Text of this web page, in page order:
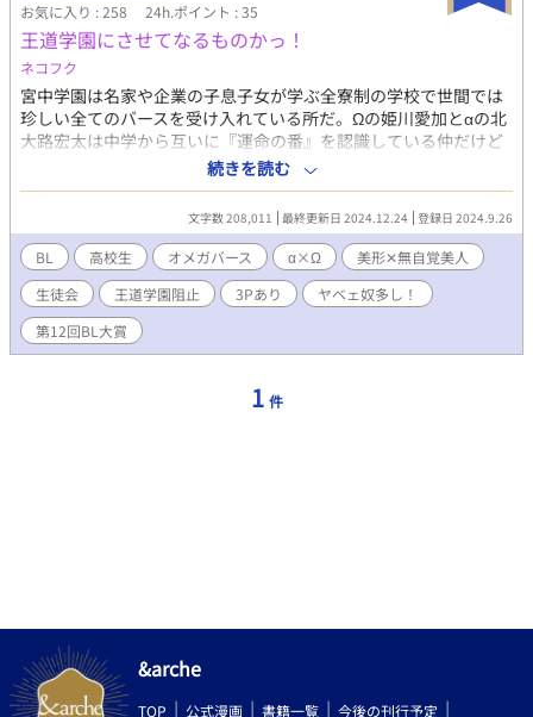
お気に入り : 258 24h.ポイント : 35
王道学園にさせてなるものかっ！
ネコフク
宮中学園は名家や企業の子息子女が学ぶ全寮制の学校で世間では
珍しい全てのバースを受け入れている所だ。Ωの姫川愛加とαの北
大路宏太は中学から互いに『運命の番』を認識している仲だけど
そこには秘密があって・・・ ワイルドイケメンの生徒会長帝惟親
筆頭に人気者の集まりの生徒会、厳しい取締りをするくせに初心
な風紀委員長の吉永、中途半端な時期に転校してくるお決まりな
転校生。一見王道学園的な展開が待ち受けていると思いき
や・・・お決まりすぎて周りが白けきっている！どうなる展開!!い
や、そんな展開させないからな！ 王道学園にずっぽりオメガバー
スを突っ込んでみました。固定ＣＰαα×Ω。３Ｐだったりじゃな
かったり。脇ＣＰ有。 ※この作品は題名違いでなろう様に投稿中
です。
続きを読む
文字数 208,011 最終更新日 2024.12.24 登録日 2024.9.26
BL 高校生 オメガバース α×Ω
美形✕無自覚美人
生徒会
王道学園阻止 3Pあり
ヤベェ奴多し！
第12回BL大賞
1 件
&arche
TOP 公式漫画 書籍一覧 今後の刊行予定